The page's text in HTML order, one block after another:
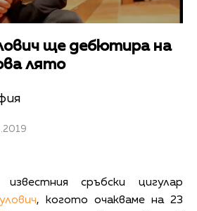
ще дебютира на
лято
сръбски цигулар
, когото очакваме на 23